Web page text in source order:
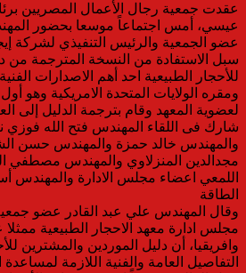
عقدت جمعية رجال الأعمال المصريين
عيسي، أمس اجتماعاً موسعا بحضور
عضو الجمعية والرئيس التنفيذي لشركة
سبل الاستفادة من النسخة المترجمة من
للأحجار الطبيعية احد أهم الاصدارات
ومقره الولايات المتحدة الامريكية وهو
لعضوية المعهد وقام بترجمة الدليل إلى
شارك فى اللقاء المهندس فتح الله فوزي
والمهندس خالد حمزة والمهندس حسن
مجدالدين المنزلاوي والمهندس مصطفي
اللمعي اعضاء مجلس الادارة والمهندس
الطاقة
وقال المهندس علي عبد القادر عضو
مجلس ادارة معهد الاحجار الطبيعية
وافريقيا، أن دليل الموردين والمشترين
التفاصيل العامة والفنية اللازمة